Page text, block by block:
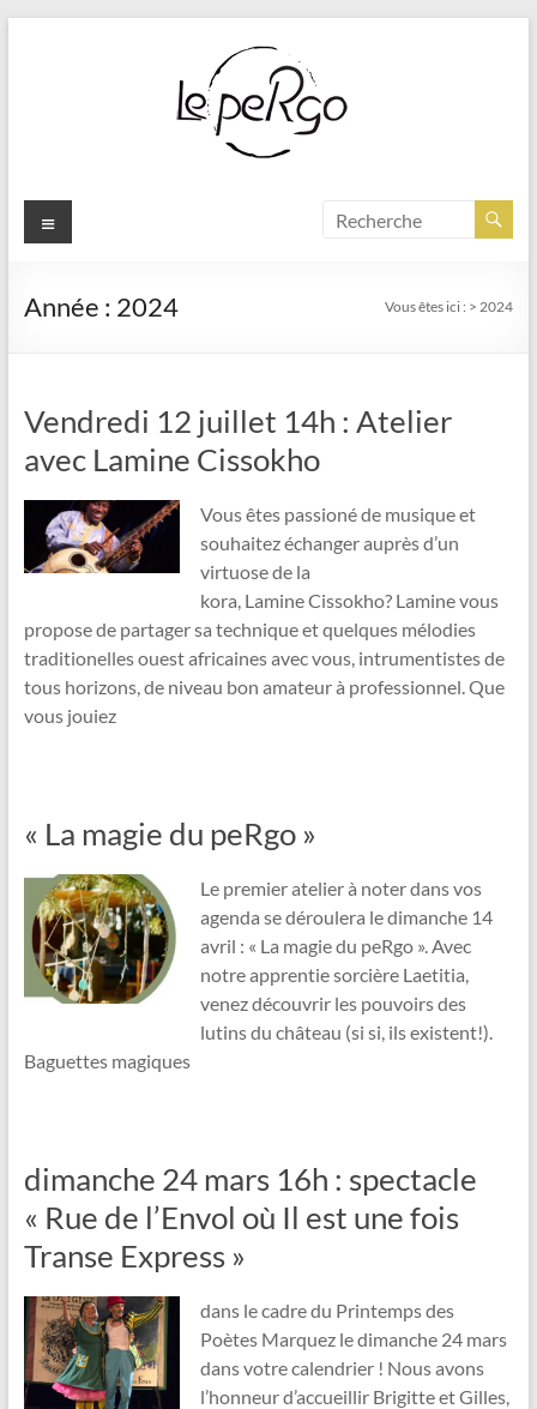
Menu
Année : 2024 Vous êtes ici : >2024
Vendredi 12 juillet 14h : Atelier
avec Lamine Cissokho
Vous êtes passioné de musique et
souhaitez échanger auprès d’un
virtuose de la
kora, Lamine Cissokho? Lamine vous
propose de partager sa technique et quelques mélodies
traditionelles ouest africaines avec vous, intrumentistes de
tous horizons, de niveau bon amateur à professionnel. Que
vous jouiez
« La magie du peRgo »
Le premier atelier à noter dans vos
agenda se déroulera le dimanche 14
avril : « La magie du peRgo ». Avec
notre apprentie sorcière Laetitia,
venez découvrir les pouvoirs des
lutins du château (si si, ils existent!).
Baguettes magiques
dimanche 24 mars 16h : spectacle
« Rue de l’Envol où Il est une fois
Transe Express »
dans le cadre du Printemps des
Poètes Marquez le dimanche 24 mars
dans votre calendrier ! Nous avons
l’honneur d’accueillir Brigitte et Gilles,